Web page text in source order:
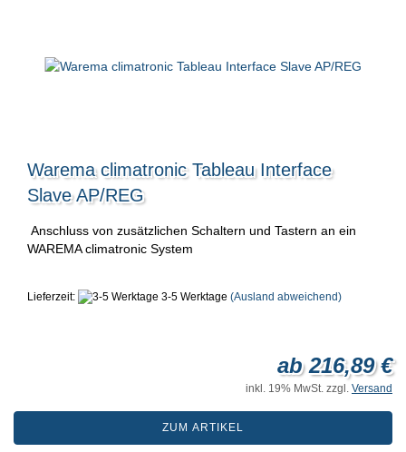
Warema climatronic Tableau Interface
Slave AP/REG
Anschluss von zusätzlichen Schaltern und Tastern an ein
WAREMA climatronic System
Lieferzeit: 3-5 Werktage (Ausland abweichend)
ab 216,89 €
inkl. 19% MwSt. zzgl. Versand
ZUM ARTIKEL